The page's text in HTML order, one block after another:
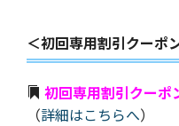
＜初回専用割引クーポ
初回専用割引クーポ
（詳細はこちらへ）